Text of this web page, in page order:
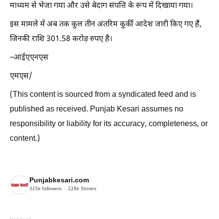
माध्यम से भेजा गया और उसे बेदाग संपत्ति के रूप में दिखाया गया।
इस मामले में अब तक कुल तीन अंतरिम कुर्की आदेश जारी किए गए हैं,
जिनकी राशि 301.58 करोड़ रुपए है।
–आईएएनएस
एमएस/
(This content is sourced from a syndicated feed and is
published as received. Punjab Kesari assumes no
responsibility or liability for its accuracy, completeness, or
content.)
Punjabkesari.com
325k followers 228k Stories